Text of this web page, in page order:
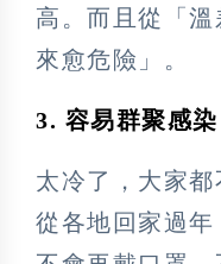
高。而且從「
來愈危險」。
3. 容易群聚感染
太冷了，大家
從各地回家過年